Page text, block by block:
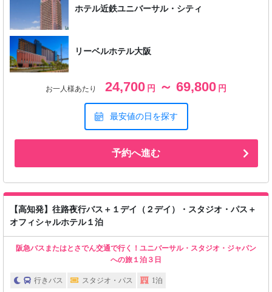
ホテル近鉄ユニバーサル・シティ
リーベルホテル大阪
お一人様あたり 24,700 円 ～ 69,800 円
最安値の日を探す
予約へ進む
【高知発】往路夜行バス＋１デイ（２デイ）・スタジオ・パス＋
オフィシャルホテル１泊
阪急バスまたはとさでん交通で行く！ユニバーサル・スタジオ・ジャパン
への旅１泊３日
行きバス スタジオ・パス 1泊